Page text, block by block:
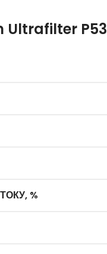
Ultrafilter
%